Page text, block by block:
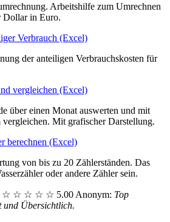
Arbeitshilfe zum Umrechnen
Dollar in Euro.
Verbrauch (Excel)
der anteiligen Verbrauchskosten für
vergleichen (Excel)
über einen Monat auswerten und mit
vergleichen. Mit grafischer Darstellung.
berechnen (Excel)
von bis zu 20 Zählerständen. Das
oder andere Zähler sein.
☆ ☆ ☆ ☆ ☆ 5.00 Anonym: Top
und Übersichtlich.